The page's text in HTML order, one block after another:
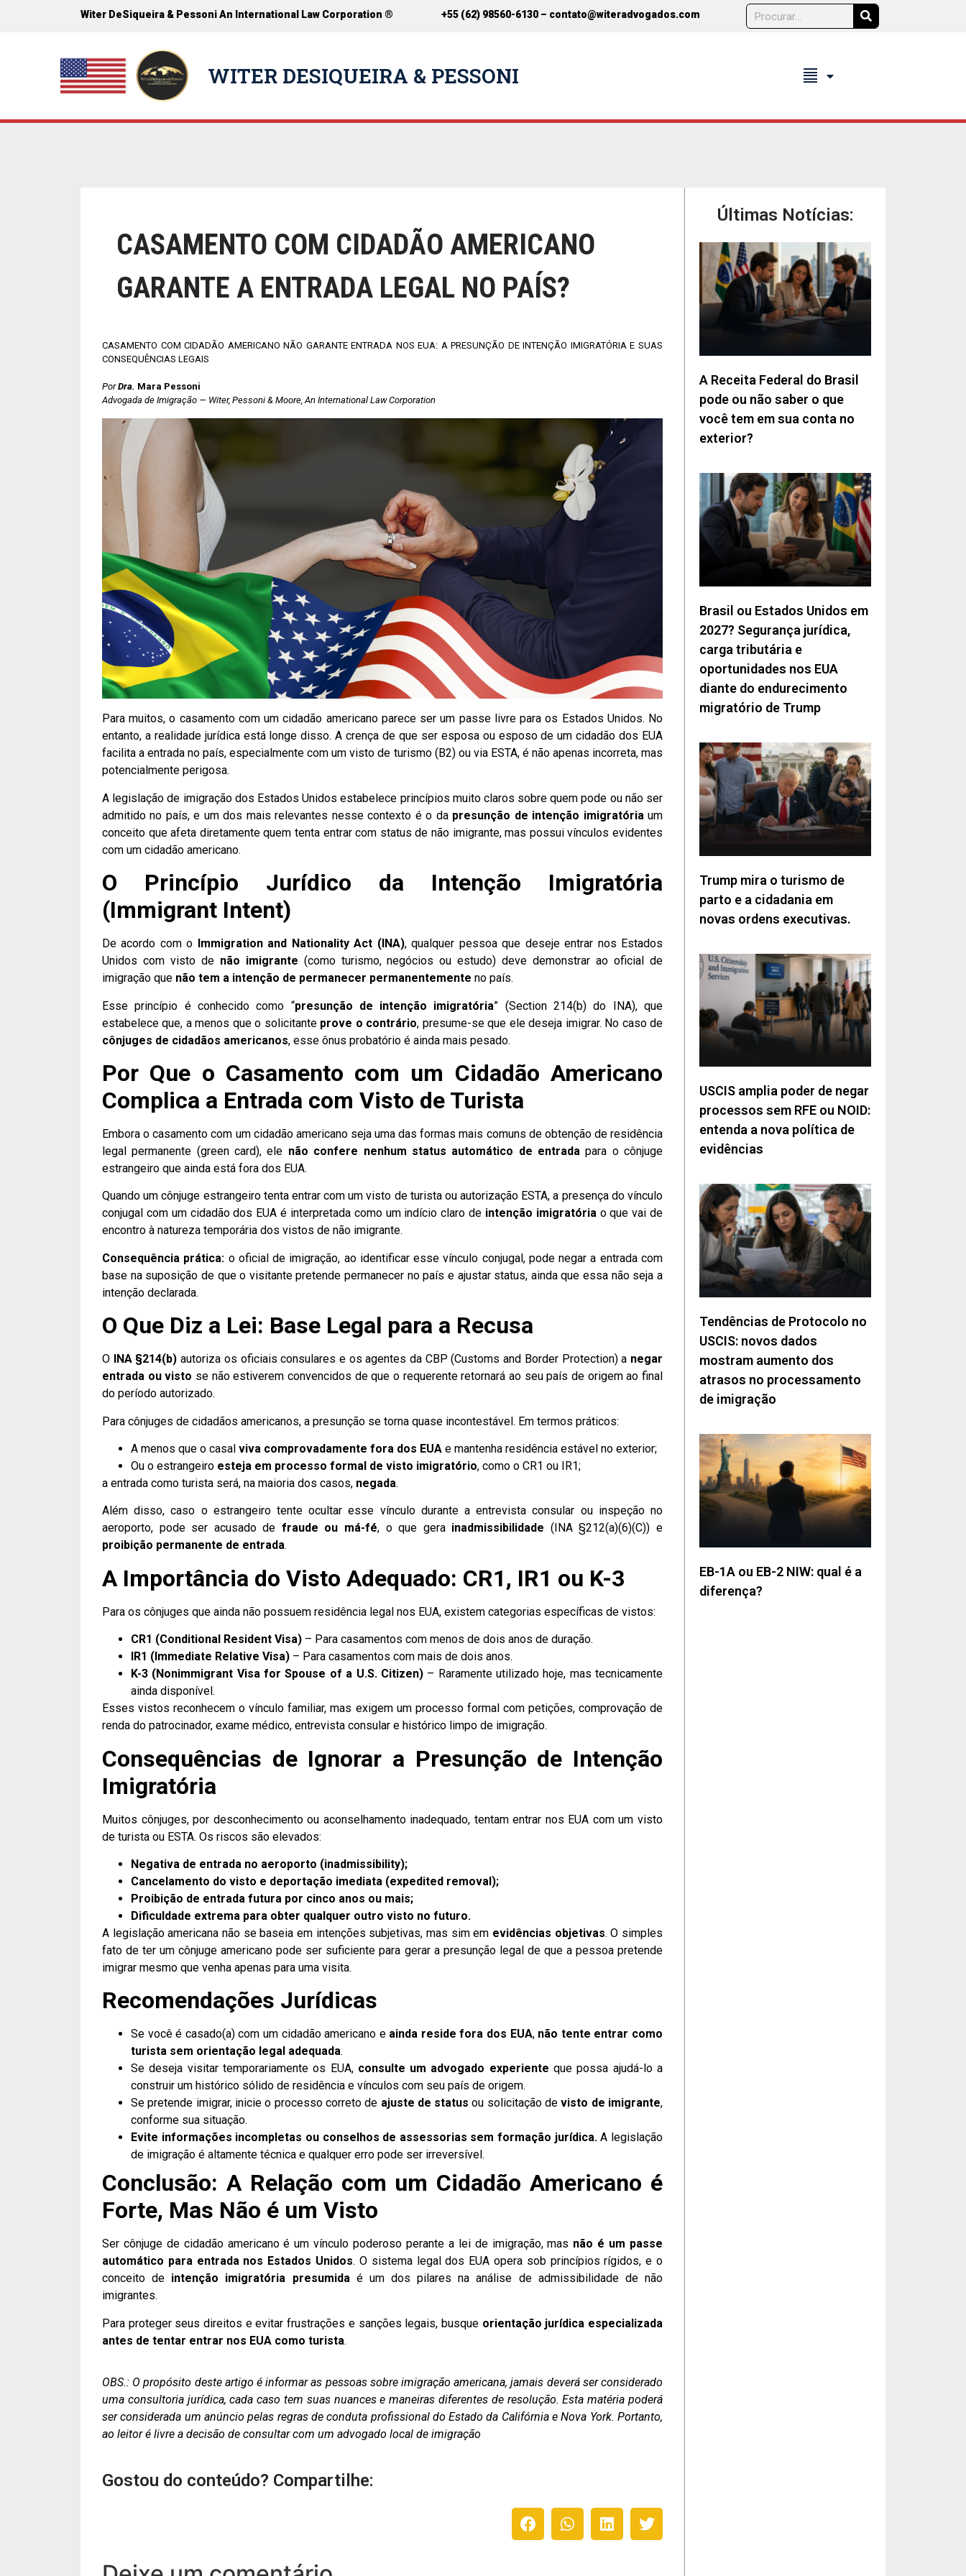
Witer DeSiqueira & Pessoni An International Law Corporation ® +55 (62) 98560-6130 – contato@witeradvogados.com
WITER DESIQUEIRA & PESSONI format_align_justify
CASAMENTO COM CIDADÃO AMERICANO
GARANTE A ENTRADA LEGAL NO PAÍS?
CASAMENTO COM CIDADÃO AMERICANO NÃO GARANTE ENTRADA NOS EUA: A PRESUNÇÃO DE INTENÇÃO IMIGRATÓRIA E SUAS
CONSEQUÊNCIAS LEGAIS
PorDra. Mara Pessoni
Advogada de Imigração — Witer, Pessoni & Moore, An International Law Corporation
Para muitos, o casamento com um cidadão americano parece ser um passe livre para os Estados Unidos. No
entanto, a realidade jurídica está longe disso. A crença de que ser esposa ou esposo de um cidadão dos EUA
facilita a entrada no país, especialmente com um visto de turismo (B2) ou via ESTA, é não apenas incorreta, mas
potencialmente perigosa.
A legislação de imigração dos Estados Unidos estabelece princípios muito claros sobre quem pode ou não ser
admitido no país, e um dos mais relevantes nesse contexto é o da presunção de intenção imigratóriaum
conceito que afeta diretamente quem tenta entrar com status de não imigrante, mas possui vínculos evidentes
com um cidadão americano.
O Princípio Jurídico da Intenção Imigratória
(Immigrant Intent)
De acordo com o Immigration and Nationality Act (INA), qualquer pessoa que deseje entrar nos Estados
Unidos com visto de não imigrante (como turismo, negócios ou estudo) deve demonstrar ao oficial de
imigração que não tem a intenção de permanecer permanentemente no país.
Esse princípio é conhecido como “presunção de intenção imigratória” (Section 214(b) do INA), que
estabelece que, a menos que o solicitante prove o contrário, presume-se que ele deseja imigrar. No caso de
cônjuges de cidadãos americanos, esse ônus probatório é ainda mais pesado.
Por Que o Casamento com um Cidadão Americano
Complica a Entrada com Visto de Turista
Embora o casamento com um cidadão americano seja uma das formas mais comuns de obtenção de residência
legal permanente (green card), ele não confere nenhum status automático de entradapara o cônjuge
estrangeiro que ainda está fora dos EUA.
Quando um cônjuge estrangeiro tenta entrar com um visto de turista ou autorização ESTA, a presença do vínculo
conjugal com um cidadão dos EUA é interpretada como um indício claro de intenção imigratóriao que vai de
encontro à natureza temporária dos vistos de não imigrante.
Consequência prática: o oficial de imigração, ao identificar esse vínculo conjugal, pode negar a entrada com
base na suposição de que o visitante pretende permanecer no país e ajustar status, ainda que essa não seja a
intenção declarada.
O Que Diz a Lei: Base Legal para a Recusa
O INA §214(b) autoriza os oficiais consulares e os agentes da CBP (Customs and Border Protection) a negar
entrada ou visto se não estiverem convencidos de que o requerente retornará ao seu país de origem ao final
do período autorizado.
Para cônjuges de cidadãos americanos, a presunção se torna quase incontestável. Em termos práticos:
A menos que o casal viva comprovadamente fora dos EUA e mantenha residência estável no exterior;
Ou o estrangeiro esteja em processo formal de visto imigratório, como o CR1 ou IR1;
a entrada como turista será, na maioria dos casos, negada.
Além disso, caso o estrangeiro tente ocultar esse vínculo durante a entrevista consular ou inspeção no
aeroporto, pode ser acusado de fraude ou má-fé, o que gera inadmissibilidade (INA §212(a)(6)(C)) e
proibição permanente de entrada.
A Importância do Visto Adequado: CR1, IR1 ou K-3
Para os cônjuges que ainda não possuem residência legal nos EUA, existem categorias específicas de vistos:
CR1 (Conditional Resident Visa) – Para casamentos com menos de dois anos de duração.
IR1 (Immediate Relative Visa) – Para casamentos com mais de dois anos.
K-3 (Nonimmigrant Visa for Spouse of a U.S. Citizen)– Raramente utilizado hoje, mas tecnicamente
ainda disponível.
Esses vistos reconhecem o vínculo familiar, mas exigem um processo formal com petições, comprovação de
renda do patrocinador, exame médico, entrevista consular e histórico limpo de imigração.
Consequências de Ignorar a Presunção de Intenção
Imigratória
Muitos cônjuges, por desconhecimento ou aconselhamento inadequado, tentam entrar nos EUA com um visto
de turista ou ESTA. Os riscos são elevados:
Negativa de entrada no aeroporto (inadmissibility);
Cancelamento do visto e deportação imediata (expedited removal);
Proibição de entrada futura por cinco anos ou mais;
Dificuldade extrema para obter qualquer outro visto no futuro.
A legislação americana não se baseia em intenções subjetivas, mas sim em evidências objetivas. O simples
fato de ter um cônjuge americano pode ser suficiente para gerar a presunção legal de que a pessoa pretende
imigrar mesmo que venha apenas para uma visita.
Recomendações Jurídicas
Se você é casado(a) com um cidadão americano e ainda reside fora dos EUA, não tente entrar como
turista sem orientação legal adequada.
Se deseja visitar temporariamente os EUA, consulte um advogado experiente que possa ajudá-lo a
construir um histórico sólido de residência e vínculos com seu país de origem.
Se pretende imigrar, inicie o processo correto de ajuste de status ou solicitação devisto de imigrante,
conforme sua situação.
Evite informações incompletas ou conselhos de assessorias sem formação jurídica.A legislação
de imigração é altamente técnica e qualquer erro pode ser irreversível.
Conclusão: A Relação com um Cidadão Americano é
Forte, Mas Não é um Visto
Ser cônjuge de cidadão americano é um vínculo poderoso perante a lei de imigração, mas não é um passe
automático para entrada nos Estados Unidos. O sistema legal dos EUA opera sob princípios rígidos, e o
conceito de intenção imigratória presumidaé um dos pilares na análise de admissibilidade de não
imigrantes.
Para proteger seus direitos e evitar frustrações e sanções legais, busque orientação jurídica especializada
antes de tentar entrar nos EUA como turista.
OBS.: O propósito deste artigo é informar as pessoas sobre imigração americana, jamais deverá ser considerado
uma consultoria jurídica, cada caso tem suas nuances e maneiras diferentes de resolução. Esta matéria poderá
ser considerada um anúncio pelas regras de conduta profissional do Estado da Califórnia e Nova York. Portanto,
ao leitor é livre a decisão de consultar com um advogado local de imigração
Gostou do conteúdo? Compartilhe:
Últimas Notícias:
A Receita Federal do Brasil
pode ou não saber o que
você tem em sua conta no
exterior?
Brasil ou Estados Unidos em
2027? Segurança jurídica,
carga tributária e
oportunidades nos EUA
diante do endurecimento
migratório de Trump
Trump mira o turismo de
parto e a cidadania em
novas ordens executivas.
USCIS amplia poder de negar
processos sem RFE ou NOID:
entenda a nova política de
evidências
Tendências de Protocolo no
USCIS: novos dados
mostram aumento dos
atrasos no processamento
de imigração
EB-1A ou EB-2 NIW: qual é a
diferença?